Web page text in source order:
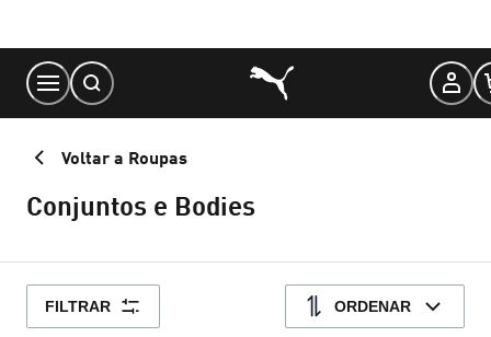
Content
Voltar a Roupas
Conjuntos e Bodies
FILTRAR ORDENAR